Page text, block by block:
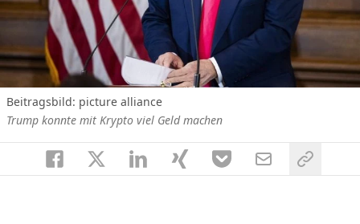
Beitragsbild: picture alliance
Trump konnte mit Krypto viel Geld machen